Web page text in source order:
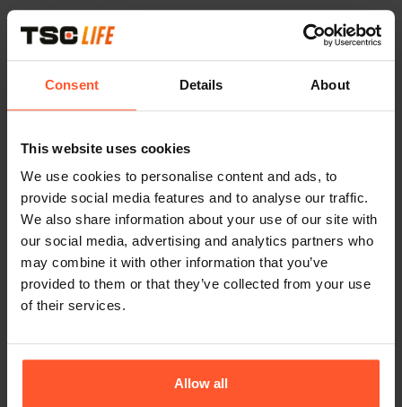
Consent Details About
This website uses cookies
We use cookies to personalise content and ads, to
provide social media features and to analyse our traffic.
We also share information about your use of our site with
our social media, advertising and analytics partners who
may combine it with other information that you’ve
provided to them or that they’ve collected from your use
of their services.
Allow all
Principales caractéristiques de Mistral-Air
Gestion efficace de la température des patients :
rendu possible par une solution convective efficace.
environnement de réchauffement efficace qui permet
aux professionnels de santé de donner la priorité au
bien-être du patient tout en minimisant les potentielles
complications.
Filtration avancée de l’air : Garantit que 99,95 % des
particules sont filtrées avant d’atteindre le patient,
pour un réchauffement sûr.1
d’une énergie propre2, en contribuant à la réalisation
d’objectifs de développement durable.